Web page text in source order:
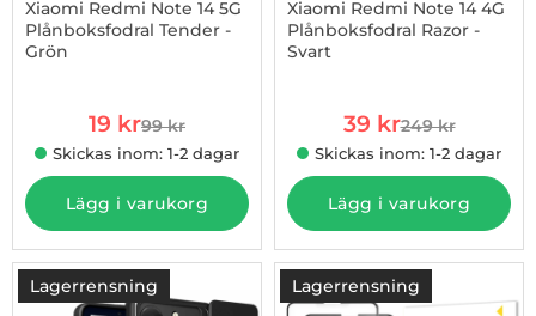
Xiaomi Redmi Note 14 5G
Plånboksfodral Tender -
Grön
rea pris
19 krtidigare pris
99 kr
Skickas inom: 1-2 dagar
Lägg i varukorg
Xiaomi Redmi Note 14 4G
Plånboksfodral Razor -
Svart
rea pris
39 krtidigare pris
249 kr
Skickas inom: 1-2 dagar
Lägg i varukorg
Lagerrensning
-78%
Lagerrensning